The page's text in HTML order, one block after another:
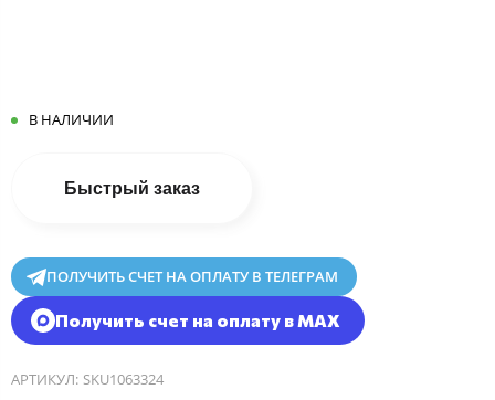
В НАЛИЧИИ
Быстрый заказ
ПОЛУЧИТЬ СЧЕТ НА ОПЛАТУ В ТЕЛЕГРАМ
Получить счет на оплату в MAX
АРТИКУЛ: SKU1063324